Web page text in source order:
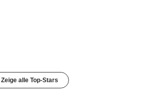
Zeige alle Top-Stars